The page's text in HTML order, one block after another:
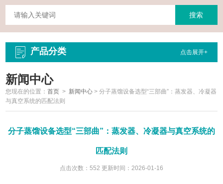
产品分类 点击展开+
新闻中心
您现在的位置：首页 > 新闻中心 >分子蒸馏设备选型“三部曲”：蒸发器、冷凝器
与真空系统的匹配法则
分子蒸馏设备选型“三部曲”：蒸发器、冷凝器与真空系统的
匹配法则
点击次数：552 更新时间：2026-01-16